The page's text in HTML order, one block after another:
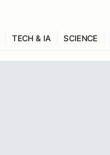
TECH & IA SCIENCE